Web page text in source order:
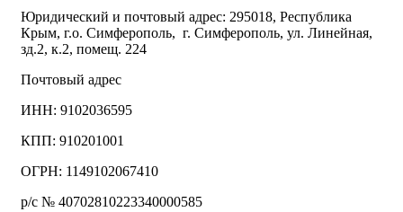
Юридический и почтовый адрес: 295018, Республика
Крым, г.о. Симферополь, г. Симферополь, ул. Линейная,
зд.2, к.2, помещ. 224
Почтовый адрес
ИНН: 9102036595
КПП: 910201001
ОГРН: 1149102067410
р/с № 40702810223340000585